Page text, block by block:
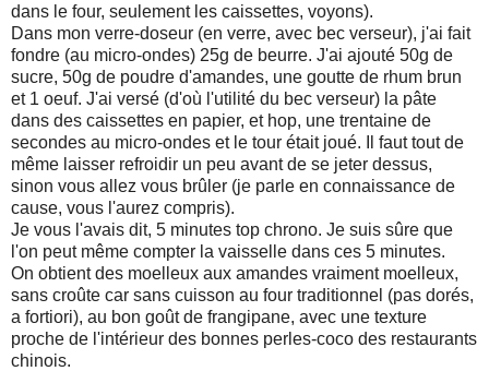
dans le four, seulement les caissettes, voyons).
Dans mon verre-doseur (en verre, avec bec verseur), j'ai fait
fondre (au micro-ondes) 25g de beurre. J'ai ajouté 50g de
sucre, 50g de poudre d'amandes, une goutte de rhum brun
et 1 oeuf. J'ai versé (d'où l'utilité du bec verseur) la pâte
dans des caissettes en papier, et hop, une trentaine de
secondes au micro-ondes et le tour était joué. Il faut tout de
même laisser refroidir un peu avant de se jeter dessus,
sinon vous allez vous brûler (je parle en connaissance de
cause, vous l'aurez compris).
Je vous l'avais dit, 5 minutes top chrono. Je suis sûre que
l'on peut même compter la vaisselle dans ces 5 minutes.
On obtient des moelleux aux amandes vraiment moelleux,
sans croûte car sans cuisson au four traditionnel (pas dorés,
a fortiori), au bon goût de frangipane, avec une texture
proche de l'intérieur des bonnes perles-coco des restaurants
chinois.